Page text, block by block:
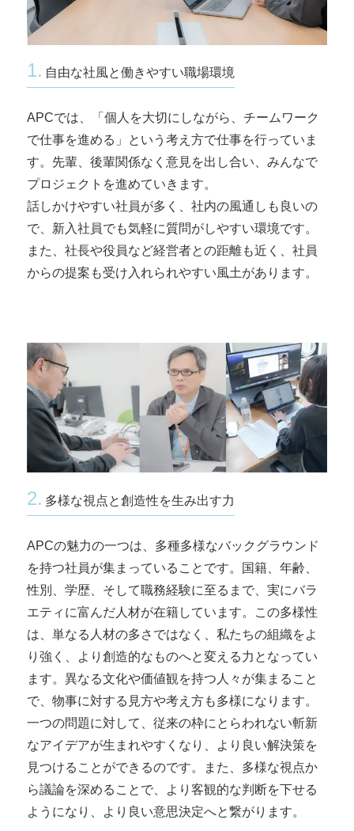
1. 自由な社風と働きやすい職場環境
APCでは、「個人を大切にしながら、チームワーク
で仕事を進める」という考え方で仕事を行っていま
す。先輩、後輩関係なく意見を出し合い、みんなで
プロジェクトを進めていきます。
話しかけやすい社員が多く、社内の風通しも良いの
で、新入社員でも気軽に質問がしやすい環境です。
また、社長や役員など経営者との距離も近く、社員
からの提案も受け入れられやすい風土があります。
2. 多様な視点と創造性を生み出す力
APCの魅力の一つは、多種多様なバックグラウンド
を持つ社員が集まっていることです。国籍、年齢、
性別、学歴、そして職務経験に至るまで、実にバラ
エティに富んだ人材が在籍しています。この多様性
は、単なる人材の多さではなく、私たちの組織をよ
り強く、より創造的なものへと変える力となってい
ます。異なる文化や価値観を持つ人々が集まること
で、物事に対する見方や考え方も多様になります。
一つの問題に対して、従来の枠にとらわれない斬新
なアイデアが生まれやすくなり、より良い解決策を
見つけることができるのです。また、多様な視点か
ら議論を深めることで、より客観的な判断を下せる
ようになり、より良い意思決定へと繋がります。